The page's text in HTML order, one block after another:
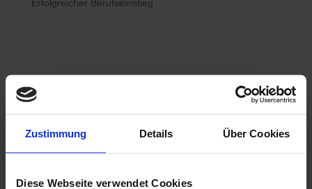
Zustimmung Details Über Cookies
Diese Webseite verwendet Cookies
 Bewerberhotline